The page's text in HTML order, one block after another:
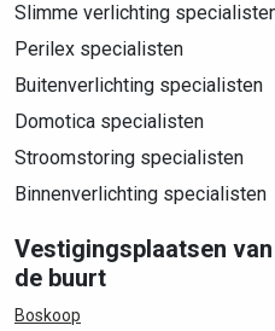
Slimme verlichting
Perilex specialisten
Buitenverlichting specialisten
Domotica specialisten
Stroomstoring specialisten
Binnenverlichting specialisten
Vestigingsplaatsen
de buurt
Boskoop